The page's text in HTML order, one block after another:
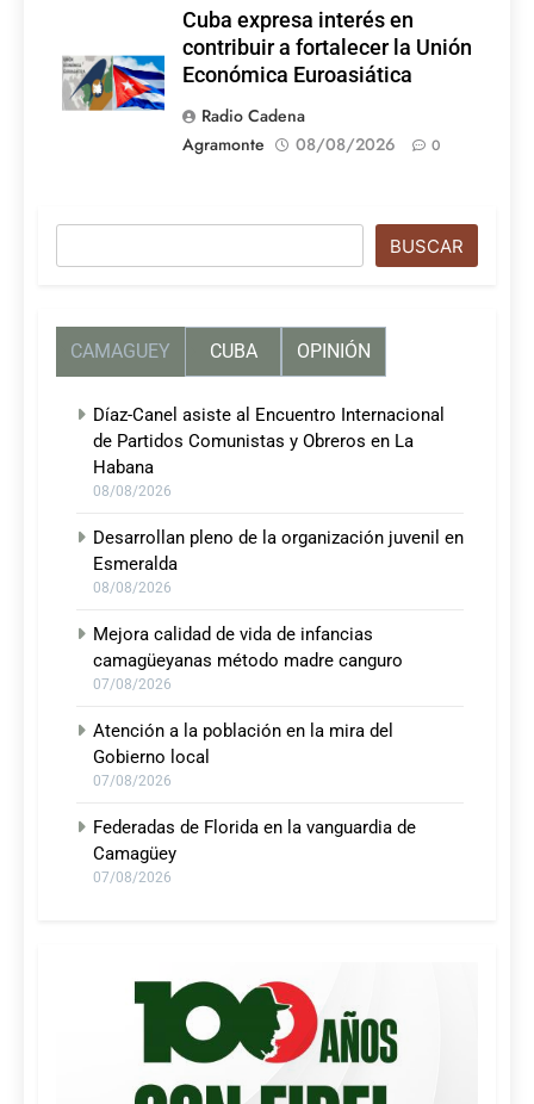
Cuba expresa interés en
contribuir a fortalecer la Unión
Económica Euroasiática
Radio Cadena
Agramonte
08/08/2026 0
BUSCAR
CAMAGUEY CUBA OPINIÓN
Díaz-Canel asiste al Encuentro Internacional
de Partidos Comunistas y Obreros en La
Habana
08/08/2026
Desarrollan pleno de la organización juvenil en
Esmeralda
08/08/2026
Mejora calidad de vida de infancias
camagüeyanas método madre canguro
07/08/2026
Atención a la población en la mira del
Gobierno local
07/08/2026
Federadas de Florida en la vanguardia de
Camagüey
07/08/2026